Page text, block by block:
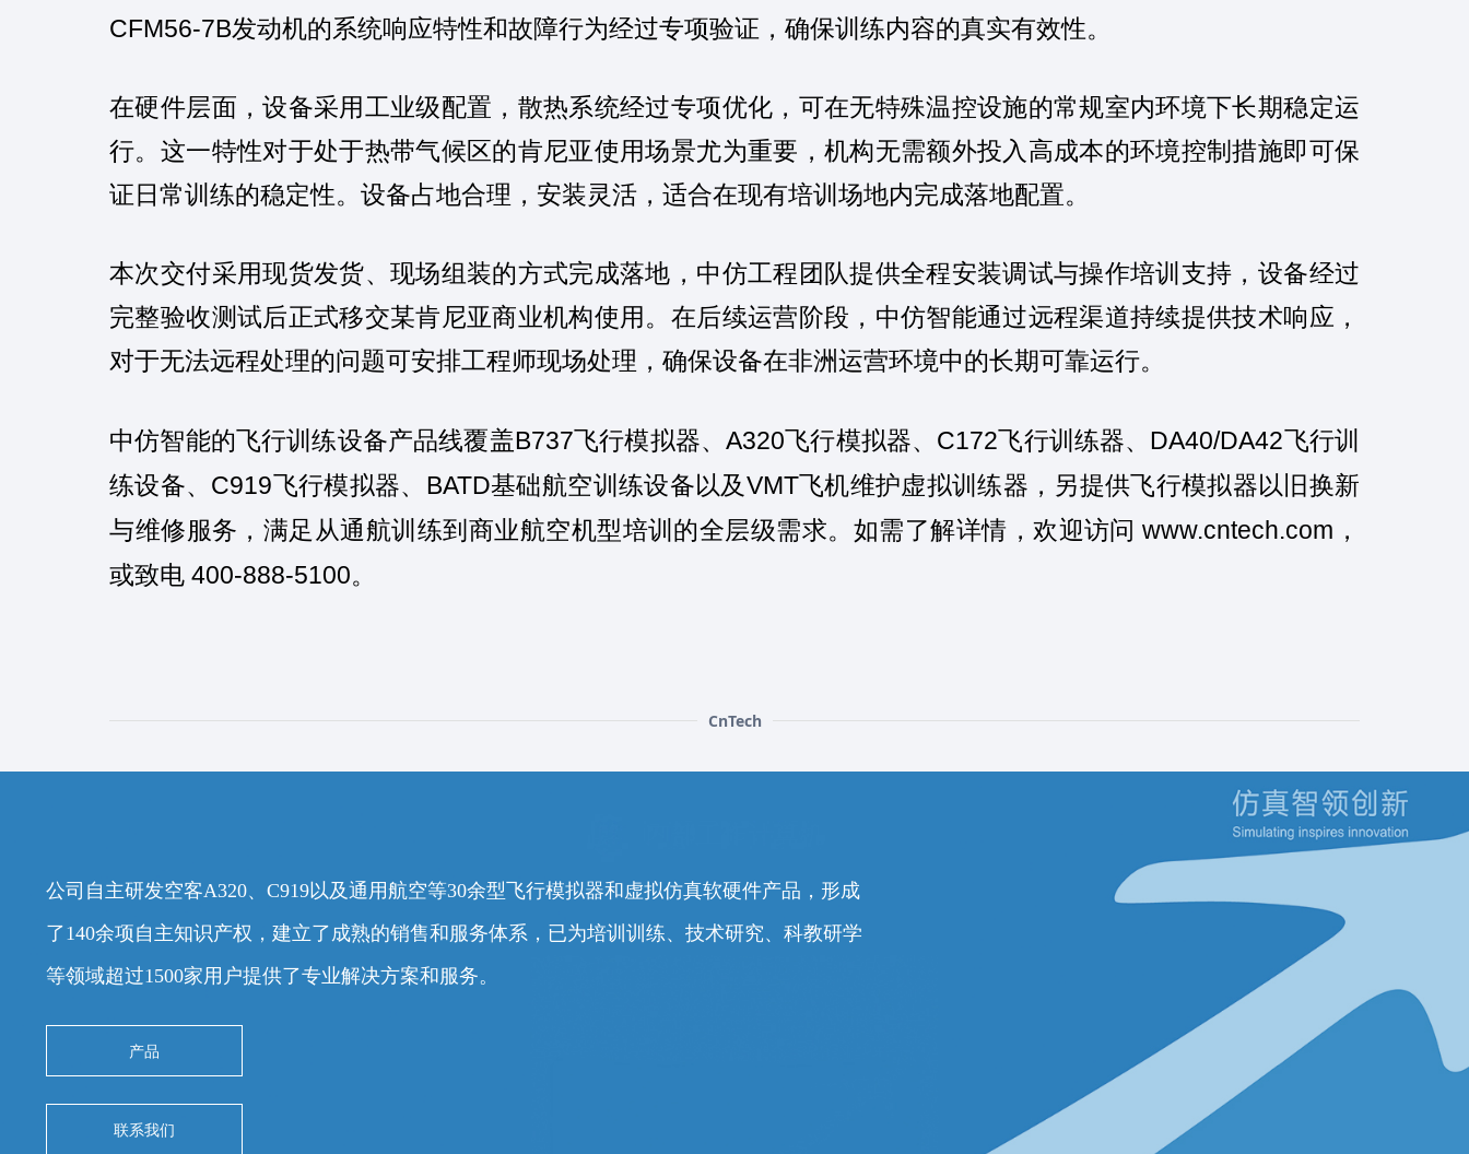
CFM56-7B发动机的系统响应特性和故障行为经过专项验证，确保训练内容的真实有效性。
在硬件层面，设备采用工业级配置，散热系统经过专项优化，可在无特殊温控设施的常规室内环境下长期稳定运
行。这一特性对于处于热带气候区的肯尼亚使用场景尤为重要，机构无需额外投入高成本的环境控制措施即可保
证日常训练的稳定性。设备占地合理，安装灵活，适合在现有培训场地内完成落地配置。
本次交付采用现货发货、现场组装的方式完成落地，中仿工程团队提供全程安装调试与操作培训支持，设备经过
完整验收测试后正式移交某肯尼亚商业机构使用。在后续运营阶段，中仿智能通过远程渠道持续提供技术响应，
对于无法远程处理的问题可安排工程师现场处理，确保设备在非洲运营环境中的长期可靠运行。
中仿智能的飞行训练设备产品线覆盖B737 飞行模拟器、A320 飞行模拟器、 C172 飞行训练器、 DA40/DA42 飞行训
练设备、 C919 飞行模拟器、 BATD基础航空训练设备以及 VMT飞机维护虚拟训练器，另提供飞行模拟器以旧换新
与维修服务，满足从通航训练到商业航空机型培训的全层级需求。如需了解详情，欢迎访问www.cntech.com ，
或致电400-888-5100。
CnTech
公司自主研发空客A320、C919以及通用航空等30余型飞行模拟器和虚拟仿真软硬件产品，形成
了140余项自主知识产权，建立了成熟的销售和服务体系，已为培训训练、技术研究、科教研学
等领域超过1500家用户提供了专业解决方案和服务。
产品
联系我们